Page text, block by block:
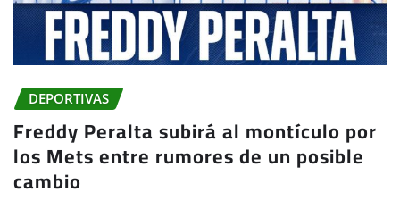
DEPORTIVAS
Freddy Peralta subirá al montículo por
los Mets entre rumores de un posible
cambio